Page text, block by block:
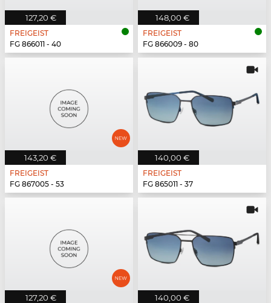
127,20 €
FREIGEIST
FG 866011 - 40
148,00 €
FREIGEIST
FG 866009 - 80
143,20 €
FREIGEIST
FG 867005 - 53
140,00 €
FREIGEIST
FG 865011 - 37
127,20 € 140,00 €